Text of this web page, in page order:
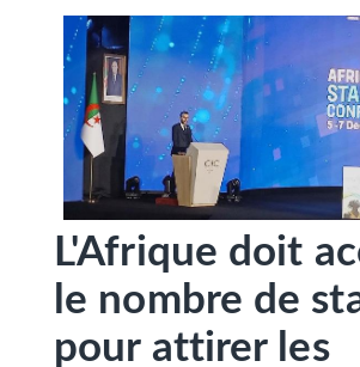
L'Afrique doit
le nombre de
pour attirer les